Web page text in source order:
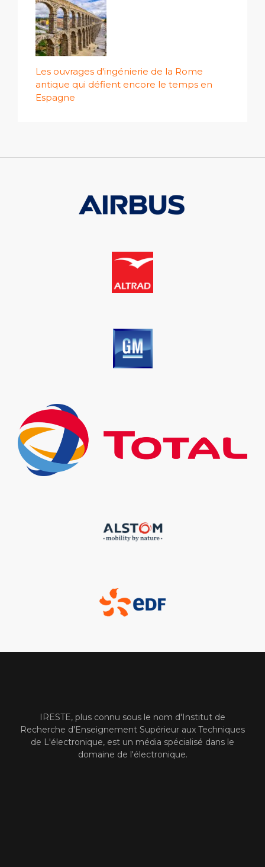
Les ouvrages d'ingénierie de la Rome
antique qui défient encore le temps en
Espagne
IRESTE, plus connu sous le nom d'Institut de
Recherche d'Enseignement Supérieur aux Techniques
de L'électronique, est un média spécialisé dans le
domaine de l'électronique.